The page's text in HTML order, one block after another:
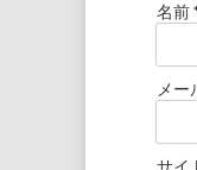
名前
メー